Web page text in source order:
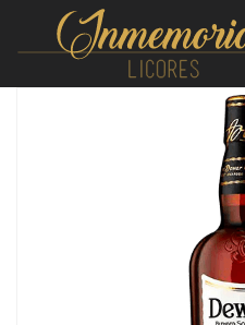
Inmemorial